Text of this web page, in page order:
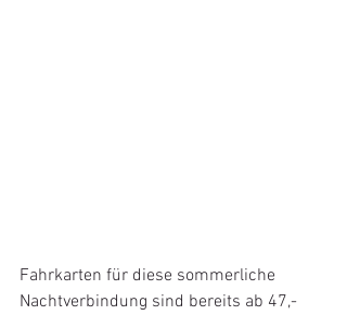
Fahrkarten für diese sommerliche
Nachtverbindung sind bereits ab 47,-